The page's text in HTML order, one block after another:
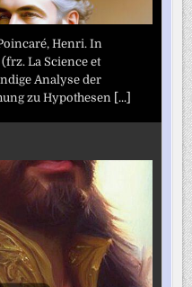
Henri. In
La Science et
Analyse der
zu Hypothesen [...]